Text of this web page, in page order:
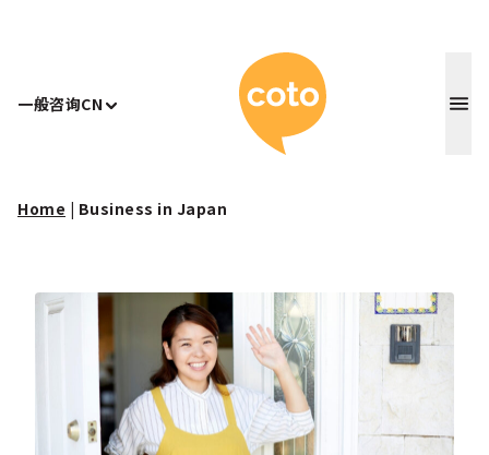
一般咨询CN Coto 日本
Home | Business in Japan